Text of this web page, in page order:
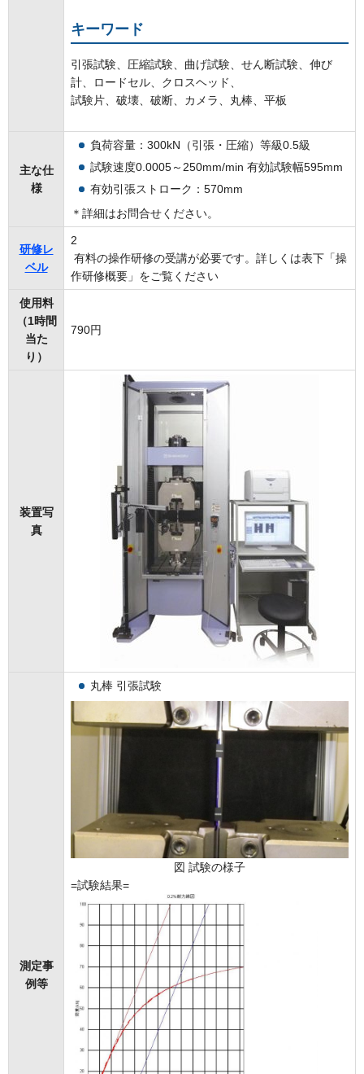
キーワード
引張試験、圧縮試験、曲げ試験、せん断試験、伸び
計、ロードセル、クロスヘッド、
試験片、破壊、破断、カメラ、丸棒、平板
主な仕
様
負荷容量：300kN（引張・圧縮）等級0.5級
試験速度0.0005～250mm/min 有効試験幅595mm
有効引張ストローク：570mm
＊詳細はお問合せください。
研修レ
ベル
2
有料の操作研修の受講が必要です。詳しくは表下「操
作研修概要」をご覧ください
使用料
（1時間
当た
り）
790円
装置写
真
測定事
例等
丸棒 引張試験
図 試験の様子
=試験結果=